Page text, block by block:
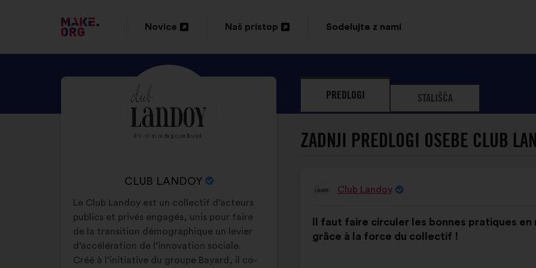
POJDI
NA
DOMAČO
MAKE.ORG
Novice
novem
zavihku
Naš pristop
Sodelujte z nami
OSEBE
CLUB
IME
ORGANIZACIJE:
CLUB LANDOY
Le Club Landoy est un collectif d’acteurs
publics et privés engagés, unis pour faire
de la transition démographique un levier
d’accélération de l’innovation sociale.
Créé à l’initiative du groupe Bayard, il co-
PREDLOGI STALIŠČA
ZADNJI PREDLOGI OSEBE CLUB
Predlog:
Club Landoy
predloga:
Il faut faire circuler les bonnes pratiques
grâce à la force du collectif !
naslednjo
porazdelitvijo: